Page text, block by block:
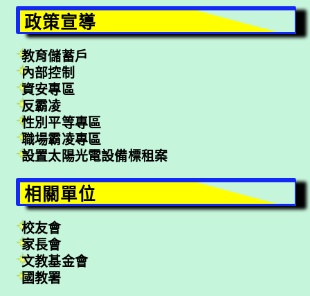
政策宣導
教育儲蓄戶
內部控制
資安專區
反霸凌
性別平等專區
職場霸凌專區
設置太陽光電設備標租案
相關單位
校友會
家長會
文教基金會
國教署